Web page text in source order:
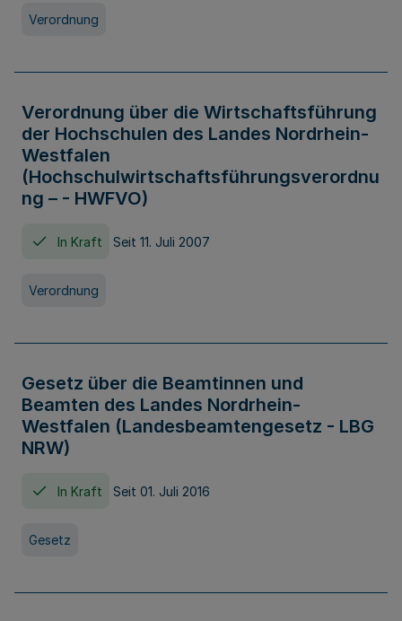
Verordnung
Verordnung über die Wirtschaftsführung
der Hochschulen des Landes Nordrhein-
Westfalen
(Hochschulwirtschaftsführungsverordnu
ng – - HWFVO)
In Kraft Seit 11. Juli 2007
Verordnung
Gesetz über die Beamtinnen und
Beamten des Landes Nordrhein-
Westfalen (Landesbeamtengesetz - LBG
NRW)
In Kraft Seit 01. Juli 2016
Gesetz